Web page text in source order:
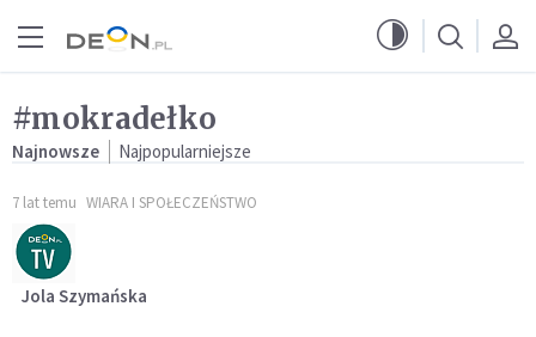
#mokradełko
Najnowsze Najpopularniejsze
7 lat temu WIARA I SPOŁECZEŃSTWO
Jola Szymańska